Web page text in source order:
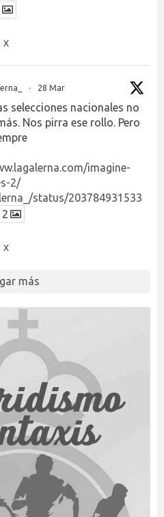
X
· 28 Mar
selecciones nacionales no
Nos pirra ese rollo. Pero
imagine-
2/
status/203784931533
2
X
más